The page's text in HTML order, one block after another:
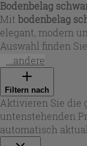
Bodenbelag
Mit bodenbelag
elegant, modern
Auswahl finden
Harz-Look bis zu
Besonders
Küche und Bad
genutzte Bereiche.
von klassischem
um kleine Räume
...andere
Filtern nach
Aktivieren Sie die
untenstehenden
automatisch